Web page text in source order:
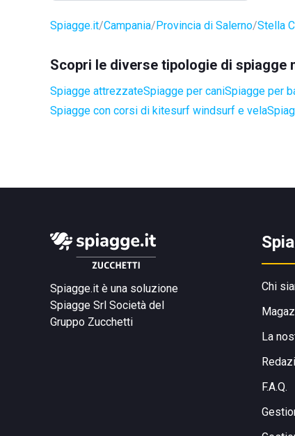
Spiagge.it Campania Provincia di Salerno Stella
Scopri le diverse tipologie di spiagge
Spiagge attrezzateSpiagge per caniSpiagge per
Spiagge con corsi di kitesurf windsurf e vela
Spiagge.it è una soluzione
Spiagge Srl Società del
Gruppo Zucchetti
Chi
La
F.A.Q.